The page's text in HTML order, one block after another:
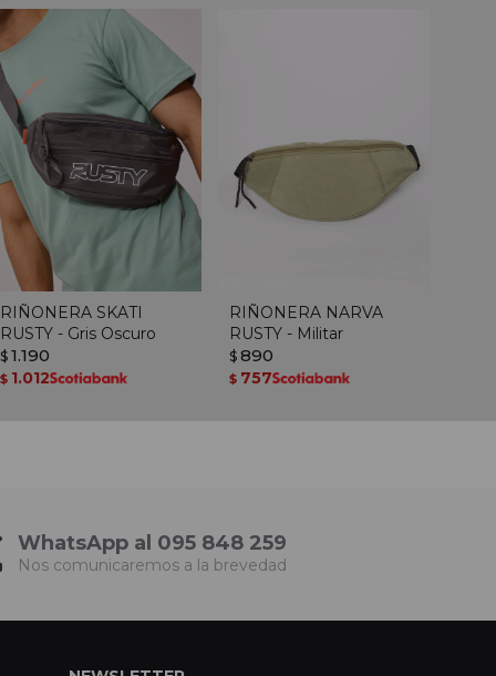
RIÑONERA SKATI
RUSTY - Gris Oscuro
$ 1.190
$ 1.012
RIÑONERA NARVA
RUSTY - Militar
$ 890
$ 757
WhatsApp al 095 848 259
Nos comunicaremos a la brevedad